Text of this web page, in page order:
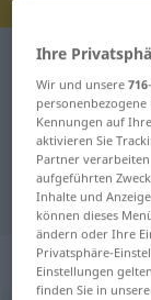
Deutsch-
Ihre
Wir und unsere716
Kennungen auf
aktivieren Sie
Partner
aufgeführten
Inhalte und
können dieses
ändern oder Ihre
Privatsphäre-
Einstellungen
finden Sie in